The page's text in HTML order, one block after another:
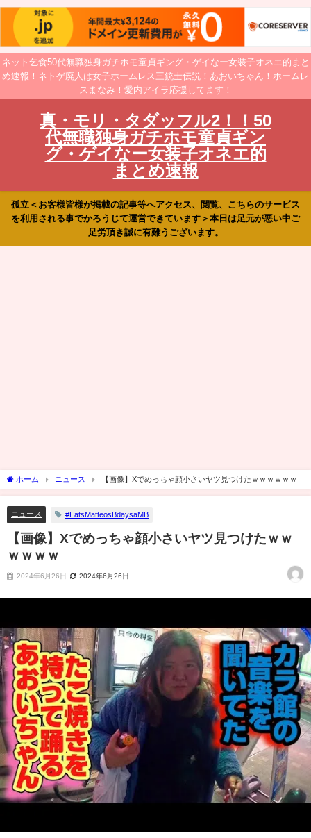
ネット乞食50代無職独身ガチホモ童貞ギング・ゲイなー女装子オネエ的まと
め速報！ネトゲ廃人は女子ホームレス三銃士伝説！あおいちゃん！ホームレ
スまなみ！愛内アイラ応援してます！
真・モリ・タダッフル2！！50
代無職独身ガチホモ童貞ギン
グ・ゲイなー女装子オネエ的
まとめ速報
孤立＜お客様皆様が掲載の記事等へアクセス、閲覧、こちらのサービス
を利用される事でかろうじて運営できています＞本日は足元が悪い中ご
足労頂き誠に有難うございます。
ホーム ニュース 【画像】Xでめっちゃ顔小さいヤツ見つけたｗｗｗｗｗｗ
ニュース #EatsMatteosBdaysaMB
【画像】Xでめっちゃ顔小さいヤツ見つけたｗｗ
ｗｗｗｗ
2024年6月26日 2024年6月26日